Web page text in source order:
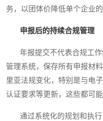
务，以团体价降低单个企业的
申报后的持续合规管理
年报提交不代表合规工作
管理系统，保存所有申报材
里亚法规变化，特别是与电
认证要求等更新，这些都可
通过系统化的规划和执行